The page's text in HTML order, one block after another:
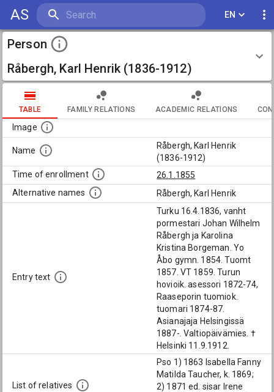
AS EN
Person
Råbergh, Karl Henrik (1836-1912)
TABLE FAMILY RELATIONS ACADEMIC RELATIONS
Image
Name
Råbergh, Karl Henrik
(1836-1912)
Time of enrollment
26.1.1855
Alternative names
Råbergh, Karl Henrik
Entry text
Turku 16.4.1836, vanht
pormestari Johan Wilhelm
Råbergh ja Karolina
Kristina Borgeman. Yo
Åbo gymn. 1854. Tuomt
1857. VT 1859. Turun
hovioik. asessori 1872-74,
Raaseporin tuomiok.
tuomari 1874-87.
Asianajaja Helsingissä
1887-. Valtiopäivämies. †
Helsinki 11.9.1912.
List of relatives
Pso 1) 1863 Isabella Fanny
Matilda Taucher, k. 1869;
2) 1871 ed. sisar Irene